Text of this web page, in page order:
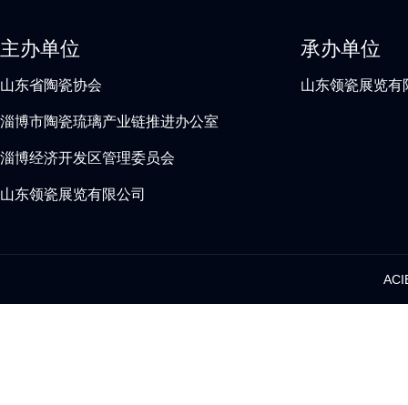
主办单位
山东省陶瓷协会
淄博市陶瓷琉璃产业链推进办公室
淄博经济开发区管理委员会
山东领瓷展览有限公司
承办单位
山东领瓷展览有